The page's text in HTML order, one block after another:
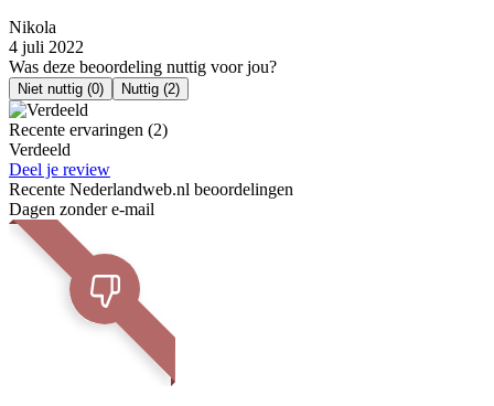
Nikola
4 juli 2022
Was deze beoordeling nuttig voor jou?
Niet nuttig (0) Nuttig (2)
Recente ervaringen (2)
Verdeeld
Deel je review
Recente Nederlandweb.nl beoordelingen
Dagen zonder e-mail